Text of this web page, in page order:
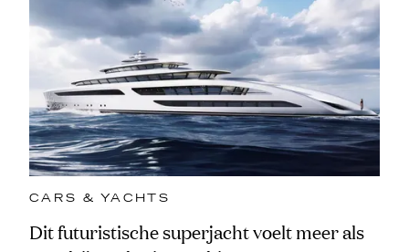
CARS & YACHTS
Dit futuristische superjacht voelt meer als